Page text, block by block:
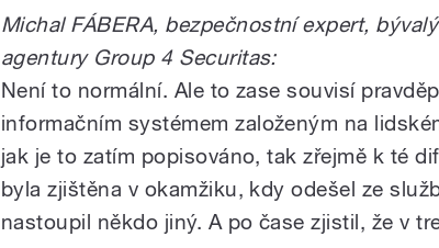
Michal FÁBERA, bezpečnostní expert,
agentury Group 4 Securitas:
Není to normální. Ale to zase souvisí
informačním systémem založeným na
jak je to zatím popisováno, tak zřejmě k té
byla zjištěna v okamžiku, kdy odešel ze
nastoupil někdo jiný. A po čase zjistil, že v